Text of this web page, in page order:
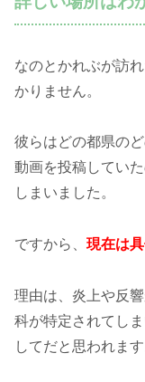
なのとかれぶが訪
かりません。
彼らはどの都県の
動画を投稿してい
しまいました。
ですから、 現在は
理由は、炎上や反
科が特定されてし
してだと思われます